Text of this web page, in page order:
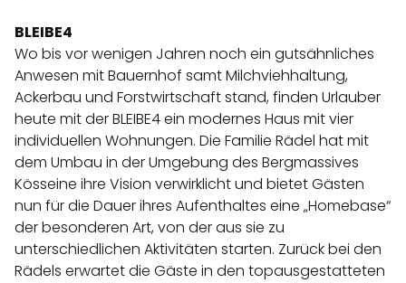
BLEIBE4
Wo bis vor wenigen Jahren noch ein gutsähnliches
Anwesen mit Bauernhof samt Milchviehhaltung,
Ackerbau und Forstwirtschaft stand, finden Urlauber
heute mit der BLEIBE4 ein modernes Haus mit vier
individuellen Wohnungen. Die Familie Rädel hat mit
dem Umbau in der Umgebung des Bergmassives
Kösseine ihre Vision verwirklicht und bietet Gästen
nun für die Dauer ihres Aufenthaltes eine „Homebase“
der besonderen Art, von der aus sie zu
unterschiedlichen Aktivitäten starten. Zurück bei den
Rädels erwartet die Gäste in den topausgestatteten